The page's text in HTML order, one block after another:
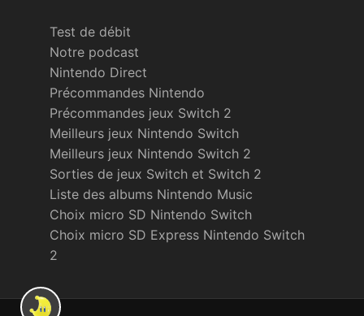
Test de débit
Notre podcast
Nintendo Direct
Précommandes Nintendo
Précommandes jeux Switch 2
Meilleurs jeux Nintendo Switch
Meilleurs jeux Nintendo Switch 2
Sorties de jeux Switch et Switch 2
Liste des albums Nintendo Music
Choix micro SD Nintendo Switch
Choix micro SD Express Nintendo Switch
2